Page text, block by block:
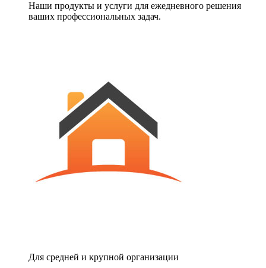
Наши продукты и услуги для ежедневного решения
ваших профессиональных задач.
Для средней и крупной организации